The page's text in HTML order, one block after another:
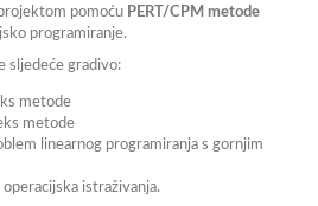
pomoću PERT/CPM metode
programiranje.
sljedeće gradivo:
metode
metode
linearnog programiranja s gornjim
istraživanja.